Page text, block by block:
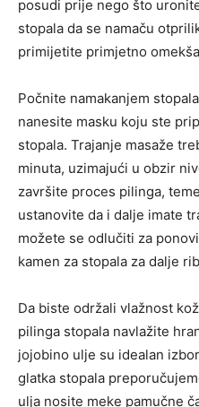
posudi prije nego što
stopala da se namaču
primijetite primjetno
Počnite namakanjem
nanesite masku koju ste
stopala. Trajanje masaže
minuta, uzimajući u obzir
završite proces pilinga,
ustanovite da i dalje imate
možete se odlučiti za
kamen za stopala za dalje
Da biste održali vlažnost
pilinga stopala navlažite
jojobino ulje su idealan
glatka stopala
ulja nosite meke pamučne